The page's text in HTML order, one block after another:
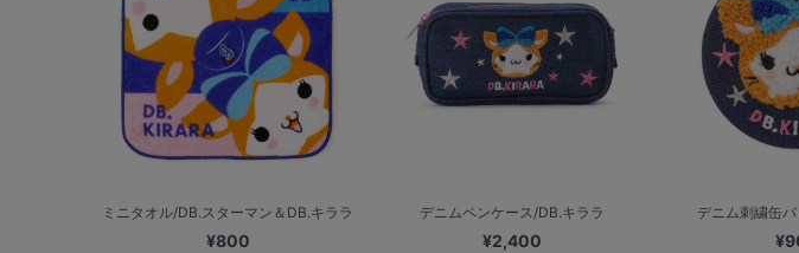
ミニタオル/DB.スターマン＆DB.キララ
¥800
デニムペンケース/DB.キララ
¥2,400
デニム刺繍缶